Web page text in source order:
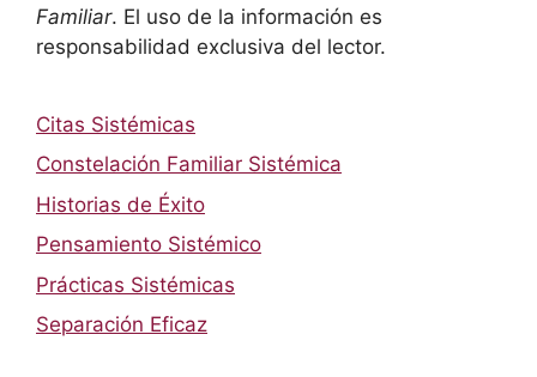
Familiar. El uso de la información es
responsabilidad exclusiva del lector.
Citas Sistémicas
Constelación Familiar Sistémica
Historias de Éxito
Pensamiento Sistémico
Prácticas Sistémicas
Separación Eficaz